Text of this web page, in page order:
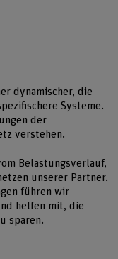
dynamischer, die
Systeme.
der
verstehen.
Belastungsverlauf,
unserer Partner.
führen wir
helfen mit, die
sparen.